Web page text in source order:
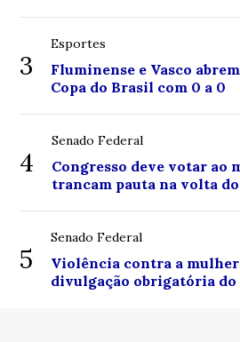
3
Esportes
Fluminense e Vasco
Copa do Brasil com 0 a 0
4
Senado Federal
Congresso deve votar ao
trancam pauta na volta
5
Senado Federal
Violência contra a
divulgação obrigatória do